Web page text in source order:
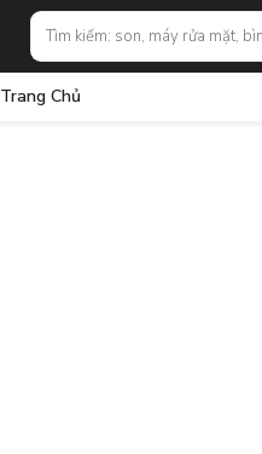
Trang Chủ